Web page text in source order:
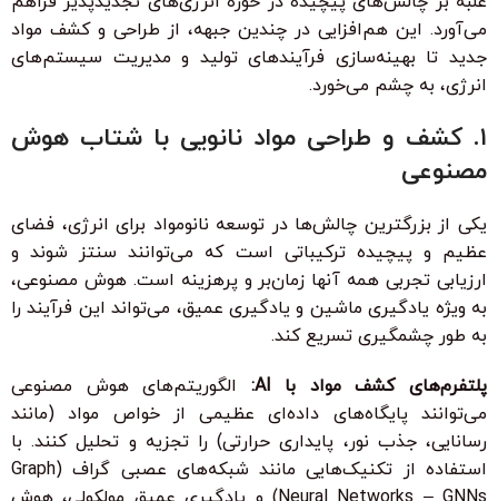
می‌آورد. این هم‌افزایی در چندین جبهه، از طراحی و کشف مواد
جدید تا بهینه‌سازی فرآیندهای تولید و مدیریت سیستم‌های
انرژی، به چشم می‌خورد.
۱. کشف و طراحی مواد نانویی با شتاب هوش
مصنوعی
یکی از بزرگترین چالش‌ها در توسعه نانومواد برای انرژی، فضای
عظیم و پیچیده ترکیباتی است که می‌توانند سنتز شوند و
ارزیابی تجربی همه آنها زمان‌بر و پرهزینه است. هوش مصنوعی،
به ویژه یادگیری ماشین و یادگیری عمیق، می‌تواند این فرآیند را
به طور چشمگیری تسریع کند.
پلتفرم‌های کشف مواد با AI:
الگوریتم‌های هوش مصنوعی
می‌توانند پایگاه‌های داده‌ای عظیمی از خواص مواد (مانند
رسانایی، جذب نور، پایداری حرارتی) را تجزیه و تحلیل کنند. با
استفاده از تکنیک‌هایی مانند شبکه‌های عصبی گراف (Graph